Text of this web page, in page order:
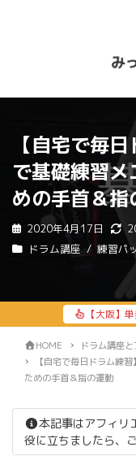
【自宅で毎
で基礎練習
めの手首＆指
2020年4月17日
ドラム講座
練習パ
【大阪】
HOME ドラム講座と
【自宅で毎日ドラム練
ための手首＆指の運動
本記事はアフィリ
役に立ちましたら、